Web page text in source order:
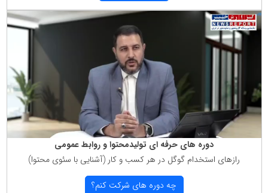
دوره های حرفه ای تولیدمحتوا و روابط عمومی
رازهای استخدام گوگل در هر كسب و كار (آشنایی با سئوی محتوا)
چه دوره های شركت كنم؟